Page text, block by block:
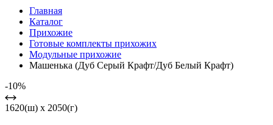
Главная
Каталог
Прихожие
Готовые комплекты прихожих
Модульные прихожие
Машенька (Дуб Серый Крафт/Дуб Белый Крафт)
-10%
1620(ш) x 2050(г)